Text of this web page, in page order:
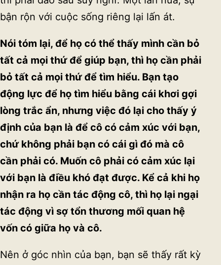
bận rộn với cuộc sống riêng lại lấn át.
Nói tóm lại, để họ có thể thấy mình cần bỏ
tất cả mọi thứđể giúp bạn, thì họ cần phải
bỏ tất cả mọi thứđể tìm hiểu. Bạn tạo
động lực để họ tìm hiểu bằng cái khơi gợi
lòng trắc ẩn, nhưng việc đó lại cho thấy ý
định của bạn là để cô có cảm xúc với bạn,
chứkhông phải bạn có cái gì đó mà cô
cần phải có. Muốn cô phải có cảm xúc lại
với bạn là điều khó đạt được. Kể cả khi họ
nhận ra họ cần tác động cô, thì họ lại ngại
tác động vì sợ tổn thương mối quan hệ
vốn có giữa họ và cô.
Nên ở góc nhìn của bạn, bạn sẽ thấy rất kỳ